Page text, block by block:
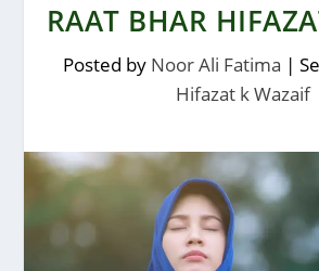
RAAT BHAR
Posted by Noor Ali Fatima |
Hifazat k Wazaif